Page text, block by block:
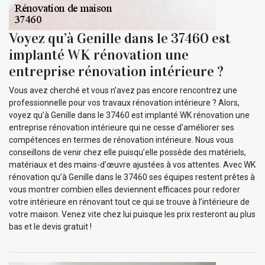
Voyez qu’à Genille dans le 37460 est
implanté WK rénovation une
entreprise rénovation intérieure ?
Vous avez cherché et vous n’avez pas encore rencontrez une
professionnelle pour vos travaux rénovation intérieure ? Alors,
voyez qu’à Genille dans le 37460 est implanté WK rénovation une
entreprise rénovation intérieure qui ne cesse d’améliorer ses
compétences en termes de rénovation intérieure. Nous vous
conseillons de venir chez elle puisqu’elle possède des matériels,
matériaux et des mains-d’œuvre ajustées à vos attentes. Avec WK
rénovation qu’à Genille dans le 37460 ses équipes restent prêtes à
vous montrer combien elles deviennent efficaces pour redorer
votre intérieure en rénovant tout ce qui se trouve à l’intérieure de
votre maison. Venez vite chez lui puisque les prix resteront au plus
bas et le devis gratuit !